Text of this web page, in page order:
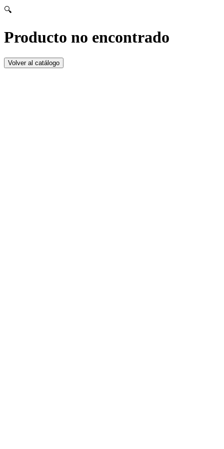
🔍
Producto no encontrado
Volver al catálogo